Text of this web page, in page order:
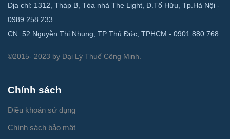
Địa chỉ: 1312, Tháp B, Tòa nhà The Light, Đ.Tố Hữu, Tp.Hà Nội -
0989 258 233
CN: 52 Nguyễn Thị Nhung, TP Thủ Đức, TPHCM - 0901 880 768
©2015- 2023 by Đại Lý Thuế Công Minh.
Chính sách
Điều khoản sử dụng
Chính sách bảo mật